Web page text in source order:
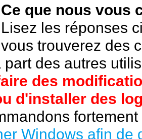
Ce que nous vous
Lisez les réponses
vous trouverez des
part des autres
des
d'installer des
Windows afin de